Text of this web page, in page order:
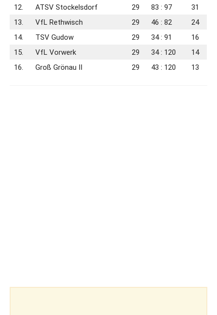
12.
ATSV Stockelsdorf 29 83 : 97
31
13.
VfL Rethwisch 29 46 : 82
24
14.
TSV Gudow 29 34 : 91
16
15.
VfL Vorwerk 29 34 : 120
14
16.
Groß Grönau II 29 43 : 120 13